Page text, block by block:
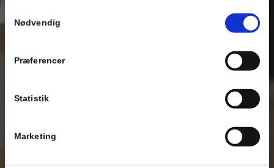
Nødvendig
Præferencer
Statistik
Marketing